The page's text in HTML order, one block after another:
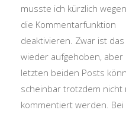
musste ich kürzlich
die Kommentarfunktion
deaktivieren. Zwar ist
wieder aufgehoben, aber
letzten beiden Posts
scheinbar trotzdem nicht
kommentiert werden. Bei